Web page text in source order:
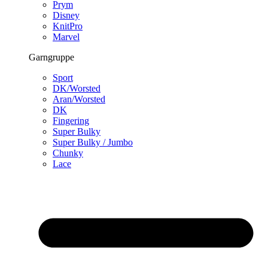
Prym
Disney
KnitPro
Marvel
Garngruppe
Sport
DK/Worsted
Aran/Worsted
DK
Fingering
Super Bulky
Super Bulky / Jumbo
Chunky
Lace